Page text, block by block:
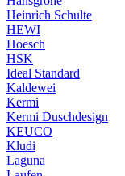
Heinrich Schulte
HEWI
Hoesch
HSK
Ideal Standard
Kaldewei
Kermi
Kermi Duschdesign
KEUCO
Kludi
Laguna